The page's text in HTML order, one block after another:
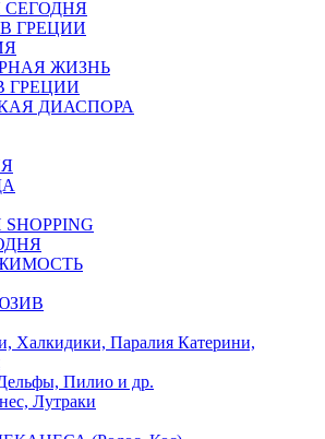
СЕГОДНЯ
ГРЕЦИИ
ЖИЗНЬ
ГРЕЦИИ
ДИАСПОРА
Халкидики, Паралия Катерини,
Пилио и др.
Лутраки